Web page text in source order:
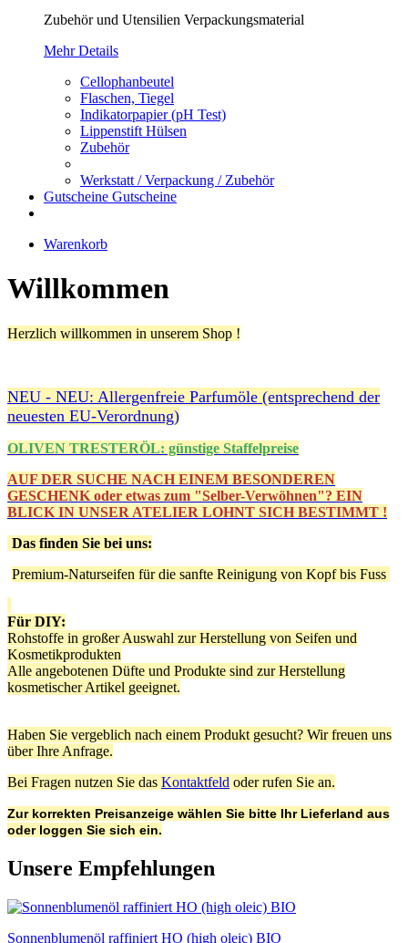
Zubehör und Utensilien Verpackungsmaterial
Mehr Details
Cellophanbeutel
Flaschen, Tiegel
Indikatorpapier (pH Test)
Lippenstift Hülsen
Zubehör
Werkstatt / Verpackung / Zubehör
Gutscheine Gutscheine
Warenkorb
Willkommen
Herzlich willkommen in unserem Shop !
NEU - NEU: Allergenfreie Parfumöle (entsprechend der
neuesten EU-Verordnung)
OLIVEN TRESTERÖL: günstige Staffelpreise
AUF DER SUCHE NACH EINEM BESONDEREN
GESCHENK oder etwas zum "Selber-Verwöhnen"? EIN
BLICK IN UNSER ATELIER LOHNT SICH BESTIMMT !
Das finden Sie bei uns:
Premium-Naturseifen für die sanfte Reinigung von Kopf bis Fuss
Für DIY:
Rohstoffe in großer Auswahl zur Herstellung von Seifen und
Kosmetikprodukten
Alle angebotenen Düfte und Produkte sind zur Herstellung
kosmetischer Artikel geeignet.
Haben Sie vergeblich nach einem Produkt gesucht? Wir freuen uns
über Ihre Anfrage.
Bei Fragen nutzen Sie das Kontaktfeld oder rufen Sie an.
Zur korrekten Preisanzeige wählen Sie bitte Ihr Lieferland aus
oder loggen Sie sich ein.
Unsere Empfehlungen
Sonnenblumenöl raffiniert HO (high oleic) BIO